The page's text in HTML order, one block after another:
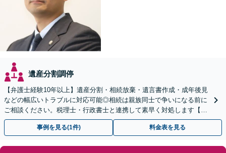
遺産分割調停
【弁護士経験10年以上】遺産分割・相続放棄・遺言書作成・成年後見
などの幅広いトラブルに対応可能◎相続は親族同士で争いになる前に
ご相談ください。税理士・行政書士と連携して素早く対処します【夜
間・休日の相談可能】【初回のご相談30分無料】
事例を見る(1件) 料金表を見る